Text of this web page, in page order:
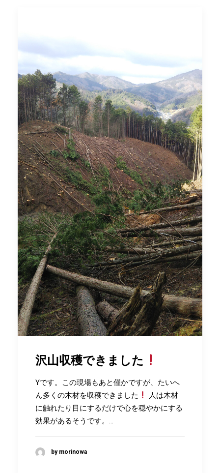
沢山収穫できました
Yです。この現場もあと僅かですが、たいへ
ん多くの木材を収穫できました
人は木材
に触れたり目にするだけで心を穏やかにする
効果があるそうです。…
by morinowa